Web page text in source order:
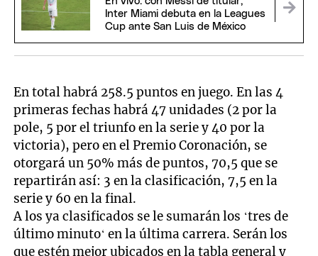
Inter Miami debuta en la Leagues
Cup ante San Luis de México
En total habrá 258.5 puntos en juego. En las 4
primeras fechas habrá 47 unidades (2 por la
pole, 5 por el triunfo en la serie y 40 por la
victoria), pero en el Premio Coronación, se
otorgará un 50% más de puntos, 70,5 que se
repartirán así: 3 en la clasificación, 7,5 en la
serie y 60 en la final.
A los ya clasificados se le sumarán los ‘tres de
último minuto‘ en la última carrera. Serán los
que estén mejor ubicados en la tabla general y